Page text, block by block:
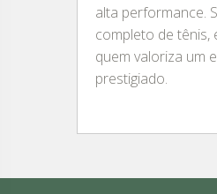
alta performance.
completo de
quem valoriza um
prestigiado.